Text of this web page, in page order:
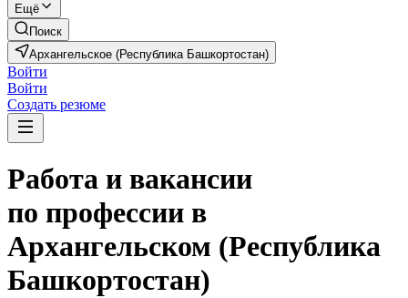
Ещё
Поиск
Архангельское (Республика Башкортостан)
Войти
Войти
Создать резюме
Работа и вакансии
по профессии в
Архангельском (Республика
Башкортостан)